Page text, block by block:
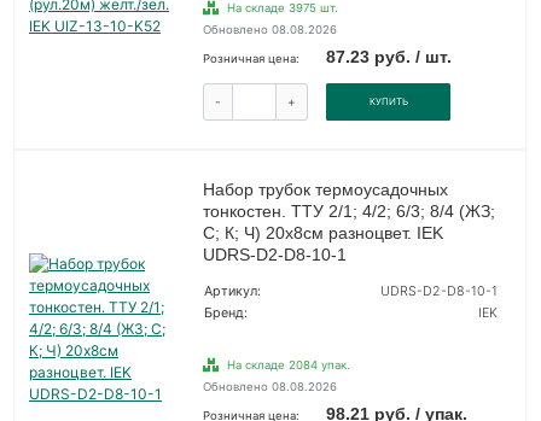
На складе 3975 шт.
Обновлено 08.08.2026
Розничная цена: 87.23 руб. / шт.
- + КУПИТЬ
Набор трубок термоусадочных
тонкостен. ТТУ 2/1; 4/2; 6/3; 8/4 (ЖЗ;
С; К; Ч) 20х8см разноцвет. IEK
UDRS-D2-D8-10-1
Артикул:
UDRS-D2-D8-10-1
Бренд:
IEK
На складе 2084 упак.
Обновлено 08.08.2026
Розничная цена: 98.21 руб. / упак.